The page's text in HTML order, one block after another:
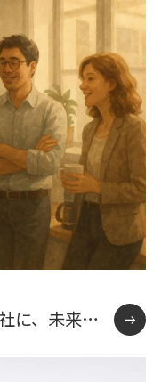
に、未来は
段”にしな